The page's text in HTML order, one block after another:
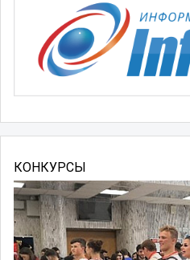
КОНКУРСЫ